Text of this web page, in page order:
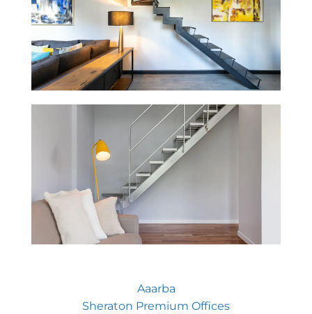
Aaarba
Sheraton Premium Offices